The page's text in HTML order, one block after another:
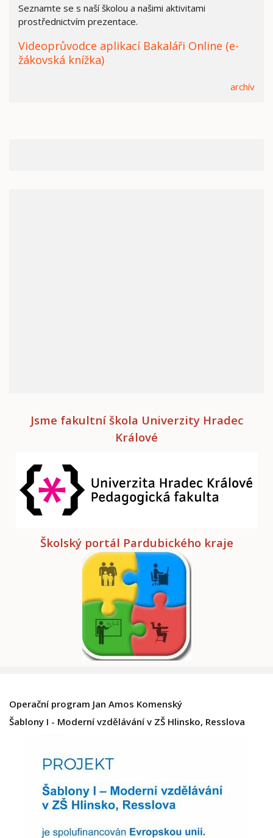
Seznamte se s naší školou a našimi aktivitami
prostřednictvím prezentace.
Videoprůvodce aplikací Bakaláři Online (e-
žákovská knížka)
archív
Jsme fakultní škola Univerzity Hradec
Králové
Školský portál Pardubického kraje
Operační program Jan Amos Komenský
Šablony I - Moderní vzdělávání v ZŠ Hlinsko, Resslova